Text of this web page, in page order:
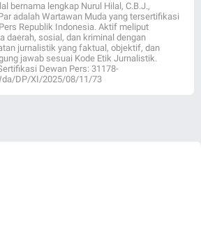
bernama lengkap Nurul Hilal, C.B.J.,
adalah Wartawan Muda yang tersertifikasi
Republik Indonesia. Aktif meliput
daerah, sosial, dan kriminal dengan
jurnalistik yang faktual, objektif, dan
jawab sesuai Kode Etik Jurnalistik.
Dewan Pers: 31178-
DP/XI/2025/08/11/73